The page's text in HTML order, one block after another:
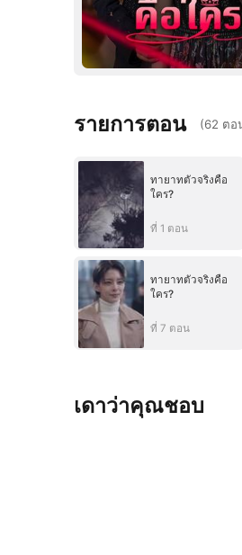
รายการตอน (62 ตอ
ทายาทตัวจริงคือ
ใคร?
ที่ 1 ตอน
ทายาทตัวจริงคือ
ใคร?
ที่ 7 ตอน
เดาว่าคุณชอบ